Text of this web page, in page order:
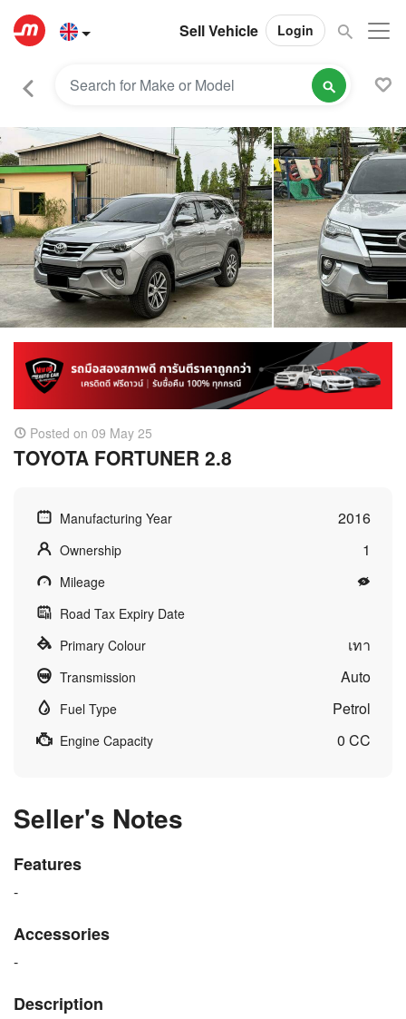
Sell Vehicle Login
Posted on 09 May 25
TOYOTA FORTUNER 2.8
Manufacturing Year 2016
Ownership 1
Mileage
Road Tax Expiry Date
Primary Colour
เทา
Transmission Auto
Fuel Type Petrol
Engine Capacity 0 CC
Seller's Notes
Features
-
Accessories
-
Description